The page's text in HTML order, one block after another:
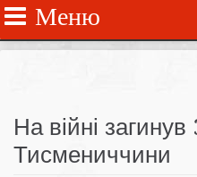
Меню
На війні
Тисмениччини